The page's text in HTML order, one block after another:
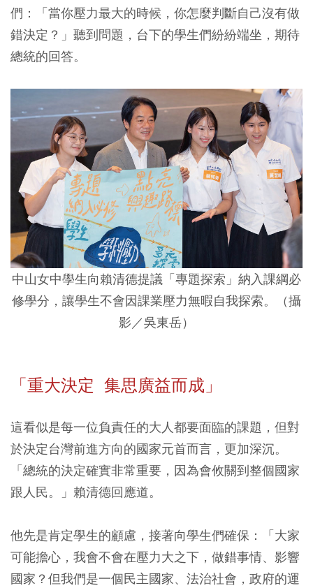
們：「當你壓力最大的時候，你怎麼判斷自己沒有做
錯決定？」聽到問題，台下的學生們紛紛端坐，期待
總統的回答。
中山女中學生向賴清德提議「專題探索」納入課綱必
修學分，讓學生不會因課業壓力無暇自我探索。（攝
影／吳東岳）
「重大決定 集思廣益而成」
這看似是每一位負責任的大人都要面臨的課題，但對
於決定台灣前進方向的國家元首而言，更加深沉。
「總統的決定確實非常重要，因為會攸關到整個國家
跟人民。」賴清德回應道。
他先是肯定學生的顧慮，接著向學生們確保：「大家
可能擔心，我會不會在壓力大之下，做錯事情、影響
國家？但我們是一個民主國家、法治社會，政府的運